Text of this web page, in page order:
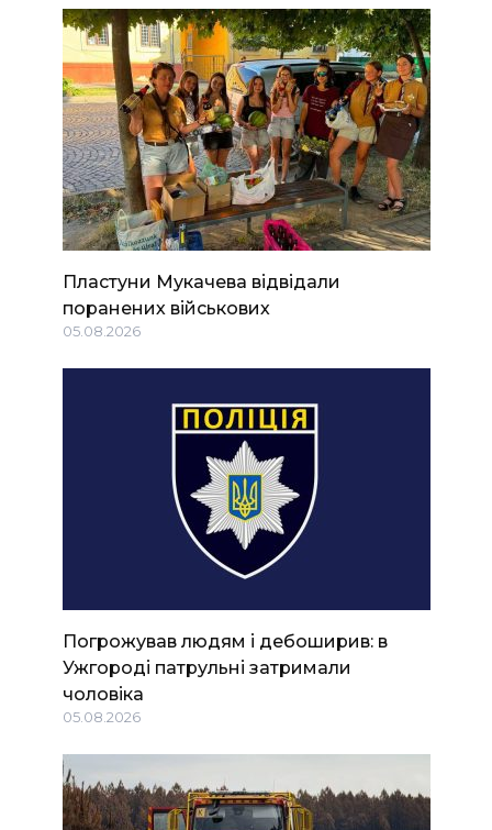
Пластуни Мукачева відвідали
поранених військових
05.08.2026
Погрожував людям і дебоширив: в
Ужгороді патрульні затримали
чоловіка
05.08.2026